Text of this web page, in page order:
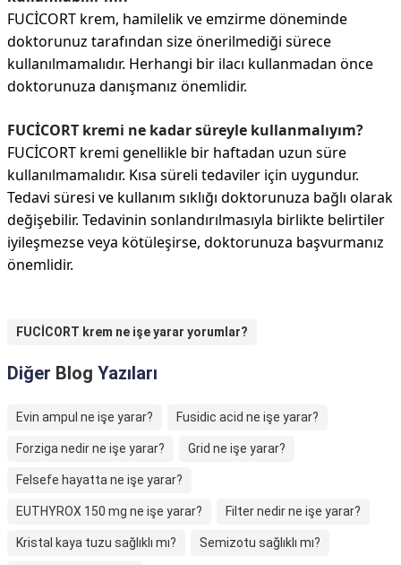
FUCİCORT krem, hamilelik ve emzirme döneminde
doktorunuz tarafından size önerilmediği sürece
kullanılmamalıdır. Herhangi bir ilacı kullanmadan önce
doktorunuza danışmanız önemlidir.
FUCİCORT kremi ne kadar süreyle kullanmalıyım?
FUCİCORT kremi genellikle bir haftadan uzun süre
kullanılmamalıdır. Kısa süreli tedaviler için uygundur.
Tedavi süresi ve kullanım sıklığı doktorunuza bağlı olarak
değişebilir. Tedavinin sonlandırılmasıyla birlikte belirtiler
iyileşmezse veya kötüleşirse, doktorunuza başvurmanız
önemlidir.
FUCİCORT krem ne işe yarar yorumlar?
Diğer Blog Yazıları
Evin ampul ne işe yarar? Fusidic acid ne işe yarar?
Forziga nedir ne işe yarar? Grid ne işe yarar?
Felsefe hayatta ne işe yarar?
EUTHYROX 150 mg ne işe yarar? Filter nedir ne işe yarar?
Kristal kaya tuzu sağlıklı mı? Semizotu sağlıklı mı?